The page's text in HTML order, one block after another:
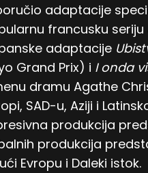
adaptacije
francusku seriju
adaptacije
Grand Prix) i I onda
dramu Agathe
SAD-u, Aziji i
produkcija
produkcija
Evropu i Daleki istok.